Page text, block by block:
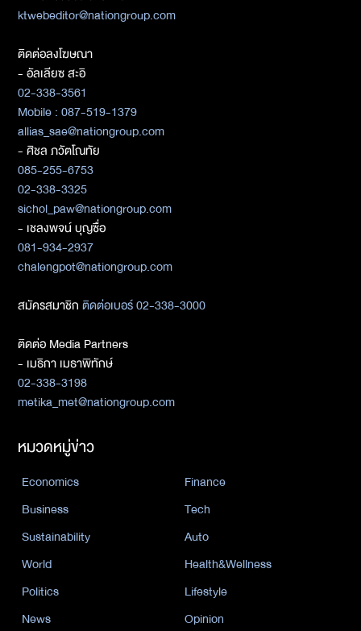
ktwebeditor@nationgroup.com
ติดต่อลงโฆษณา
- อัลเลียซ สะอิ
02-338-3561
Mobile : 087-519-1379
allias_sae@nationgroup.com
- ศิชล ภวัตโณทัย
085-255-6753
02-338-3325
sichol_paw@nationgroup.com
- เชลงพจน์ บุญซื่อ
081-934-2937
chalengpot@nationgroup.com
สมัครสมาชิกติดต่อเบอร์ 02-338-3000
ติดต่อ Media Partners
- เมธิกา เมธาพิทักษ์
02-338-3198
metika_met@nationgroup.com
หมวดหมู่ข่าว
Economics
Finance
Business
Tech
Sustainability
Auto
World
Health&Wellness
Politics
Lifestyle
News
Opinion